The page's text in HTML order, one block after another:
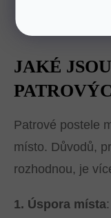
JAKÉ
Patrové postele
místo. Důvodů,
rozhodnou, je
1. Úspora místa